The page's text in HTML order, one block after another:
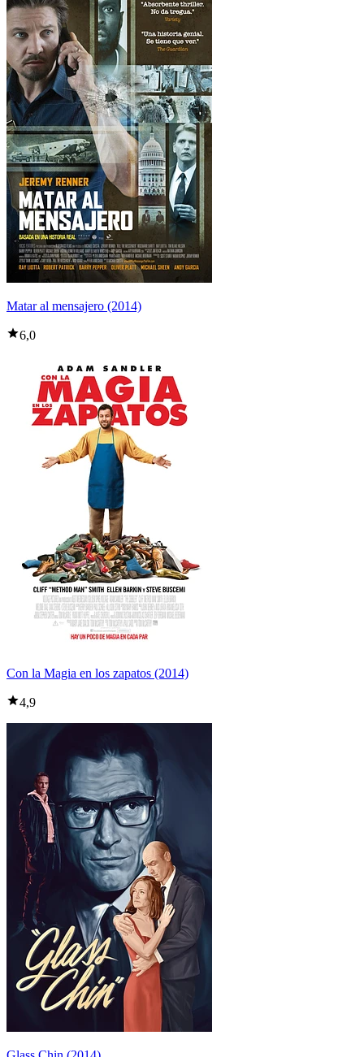
Matar al mensajero (2014)
6,0
Con la Magia en los zapatos (2014)
4,9